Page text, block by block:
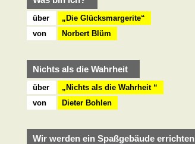
über
„Die Glücksmargerite“
von
Norbert Blüm
Nichts als die Wahrheit
über
„Nichts als die Wahrheit “
von
Dieter Bohlen
Wir werden ein Spaßgebäude errichten